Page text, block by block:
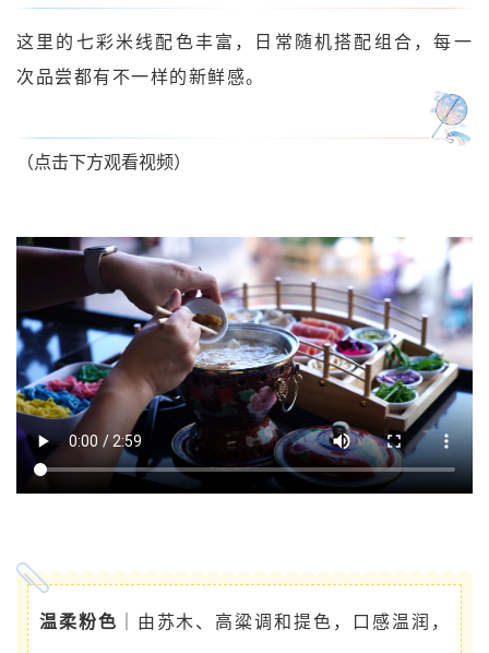
这里的七彩米线配色丰富，日常随机搭配组合，每一
次品尝都有不一样的新鲜感。
（点击下方观看视频）
温柔粉色 ｜由苏木、高粱调和提色，口感温润，